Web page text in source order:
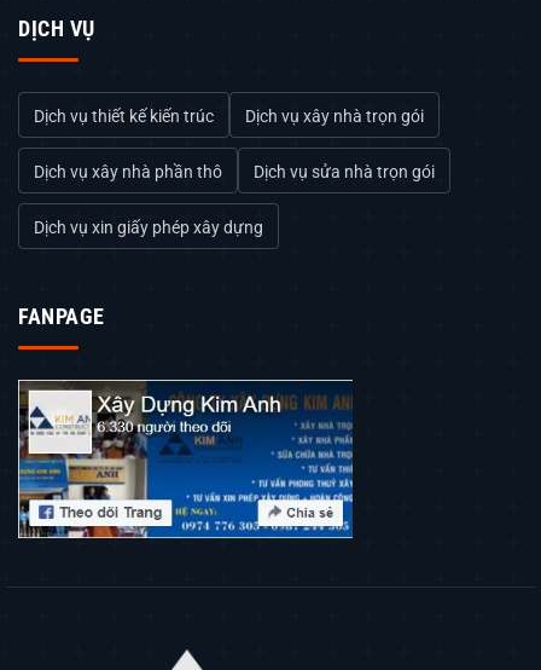
DỊCH VỤ
Dịch vụ thiết kế kiến trúc Dịch vụ xây nhà trọn gói
Dịch vụ xây nhà phần thô Dịch vụ sửa nhà trọn gói
Dịch vụ xin giấy phép xây dựng
FANPAGE